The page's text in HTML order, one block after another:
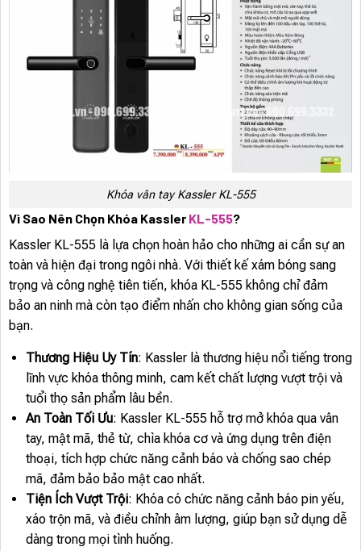
Khóa vân tay Kassler KL-555
Vì Sao Nên Chọn Khóa Kassler KL-555?
Kassler KL-555 là lựa chọn hoàn hảo cho những ai cần sự an
toàn và hiện đại trong ngôi nhà. Với thiết kế xám bóng sang
trọng và công nghệ tiên tiến, khóa KL-555 không chỉ đảm
bảo an ninh mà còn tạo điểm nhấn cho không gian sống của
bạn.
Thương Hiệu Uy Tín: Kassler là thương hiệu nổi tiếng trong
lĩnh vực khóa thông minh, cam kết chất lượng vượt trội và
tuổi thọ sản phẩm lâu bền.
An Toàn Tối Ưu: Kassler KL-555 hỗ trợ mở khóa qua vân
tay, mật mã, thẻ từ, chìa khóa cơ và ứng dụng trên điện
thoại, tích hợp chức năng cảnh báo và chống sao chép
mã, đảm bảo bảo mật cao nhất.
Tiện Ích Vượt Trội: Khóa có chức năng cảnh báo pin yếu,
xáo trộn mã, và điều chỉnh âm lượng, giúp bạn sử dụng dễ
dàng trong mọi tình huống.